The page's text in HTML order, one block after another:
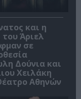
και η
του Άριελ
σε
Δούνια και
Χειλάκη
Αθηνών